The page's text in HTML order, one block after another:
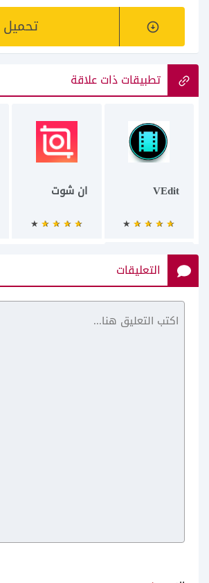
تحميل
تطبيقات ذات علاقة
VEdit ان شوت
Video
التعليقات